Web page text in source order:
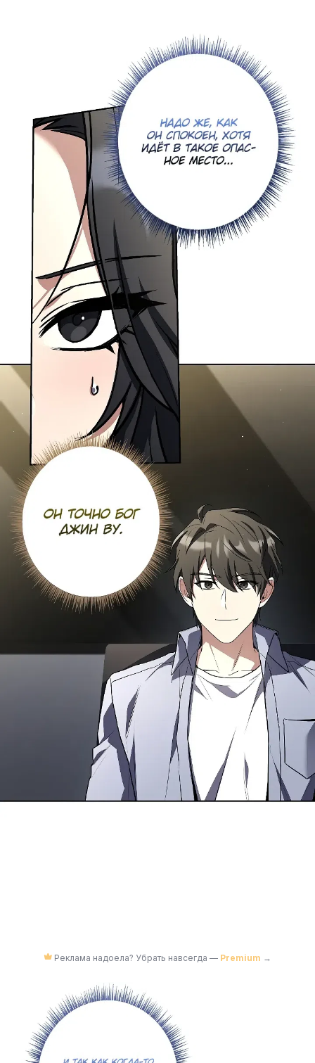
Реклама надоела? Убрать навсегда — Premium →